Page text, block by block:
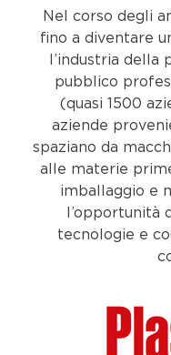
Nel corso degli
fino a diventare
l’industria della
pubblico
(quasi 1500
aziende
spaziano da
alle materie
imballaggio e
l’opportunità
tecnologie e